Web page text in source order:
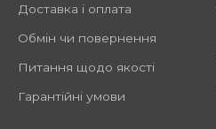
Доставка і оплата
Обмін чи повернення
Питання щодо якості
Гарантійні умови